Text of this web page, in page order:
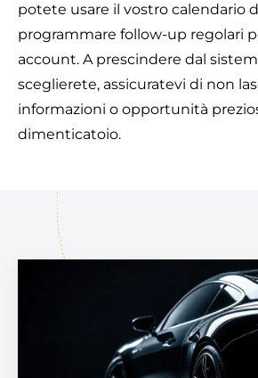
potete usare il vostro calendario
programmare follow-up regolari
account. A prescindere dal
sceglierete, assicuratevi di non
informazioni o opportunità
dimenticatoio.